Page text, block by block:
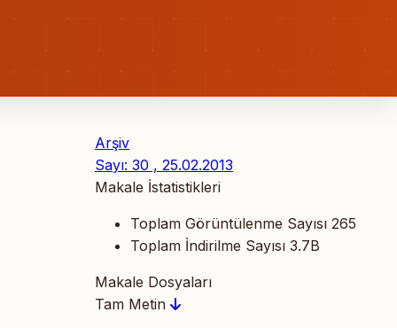
Arşiv
Sayı: 30 , 25.02.2013
Makale İstatistikleri
Toplam Görüntülenme Sayısı 265
Toplam İndirilme Sayısı 3.7B
Makale Dosyaları
Tam Metin